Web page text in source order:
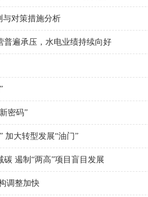
与对策措施分析
普遍承压，水电业绩持续向好
密码”
加大转型发展“油门”
遏制“两高”项目盲目发展
调整加快